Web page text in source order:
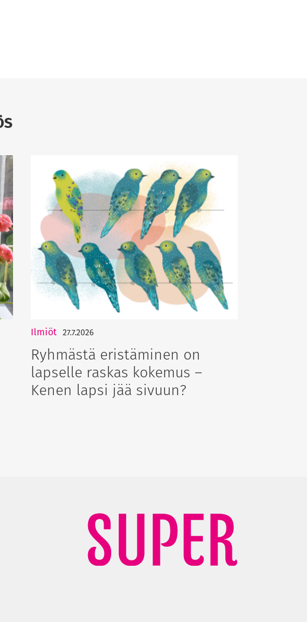
Ilmiöt 27.7.2026
Ryhmästä eristäminen on
lapselle raskas kokemus –
Kenen lapsi jää sivuun?